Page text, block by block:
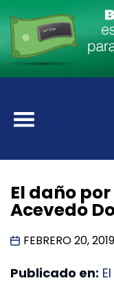
El daño
Acevedo
FEBRERO 20, 2019
Publicado en: